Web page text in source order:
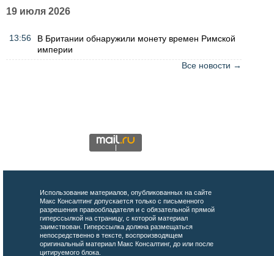
19 июля 2026
13:56
В Британии обнаружили монету времен Римской
империи
Все новости →
Использование материалов, опубликованных на сайте
Макс Консалтинг допускается только с письменного
разрешения правообладателя и с обязательной прямой
гиперссылкой на страницу, с которой материал
заимствован. Гиперссылка должна размещаться
непосредственно в тексте, воспроизводящем
оригинальный материал Макс Консалтинг, до или после
цитируемого блока.